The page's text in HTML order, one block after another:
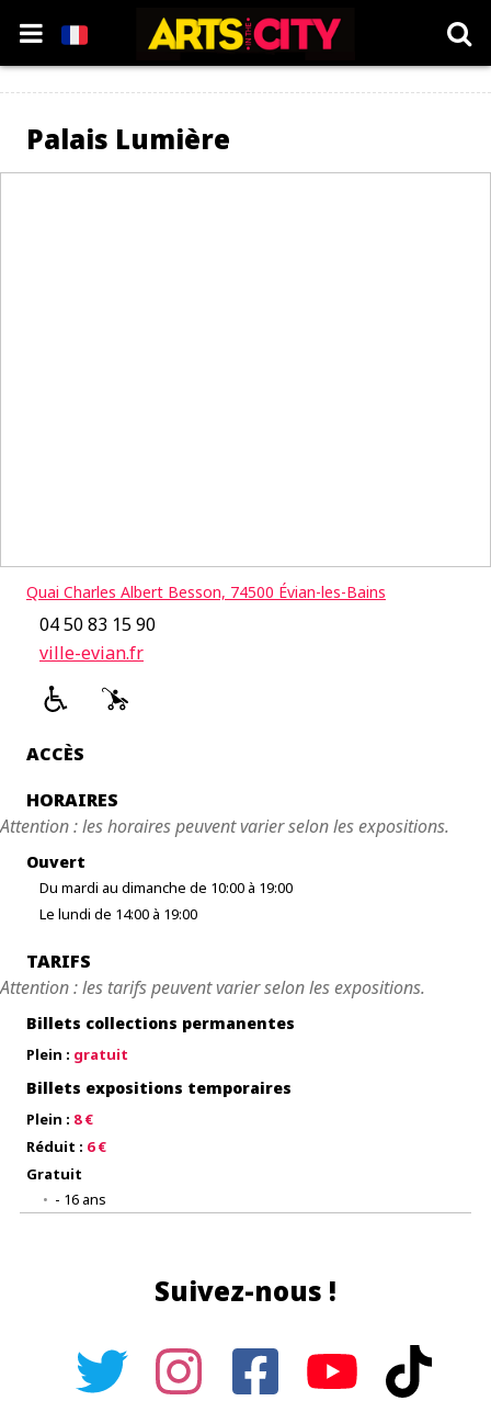
Palais Lumière
Quai Charles Albert Besson, 74500 Évian-les-Bains
04 50 83 15 90
ville-evian.fr
ACCÈS
HORAIRES
Attention : les horaires peuvent varier selon les expositions.
Ouvert
Du mardi au dimanche de 10:00 à 19:00
Le lundi de 14:00 à 19:00
TARIFS
Attention : les tarifs peuvent varier selon les expositions.
Billets collections permanentes
Plein : gratuit
Billets expositions temporaires
Plein : 8 €
Réduit : 6 €
Gratuit
- 16 ans
Suivez-nous !